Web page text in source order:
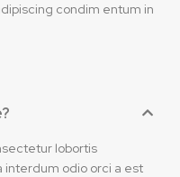
condim entum in
lobortis
odio orci a est